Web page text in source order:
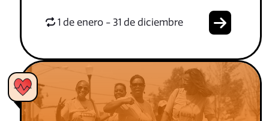
1 de enero - 31 de diciembre